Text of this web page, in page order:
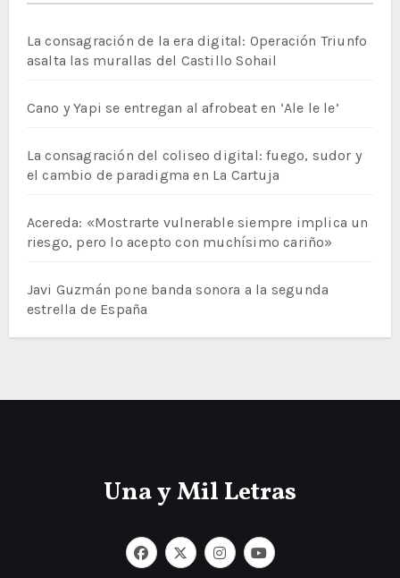
La consagración de la era digital: Operación Triunfo
asalta las murallas del Castillo Sohail
Cano y Yapi se entregan al afrobeat en ‘Ale le le’
La consagración del coliseo digital: fuego, sudor y
el cambio de paradigma en La Cartuja
Acereda: «Mostrarte vulnerable siempre implica un
riesgo, pero lo acepto con muchísimo cariño»
Javi Guzmán pone banda sonora a la segunda
estrella de España
Una y Mil Letras